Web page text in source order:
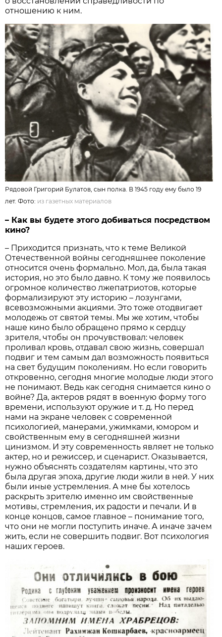
отношению к ним.
Рядовой Григорий Булатов, сын полка. В 1945 году ему было 19
лет. Фото: из газетных материалов
– Как вы будете этого добиваться посредством
кино?
– Приходится признать, что к теме Великой
Отечественной войны сегодняшнее поколение
относится очень формально. Мол, да, была такая
история, но это было давно. К тому же появилось
огромное количество лжепатриотов, которые
формализируют эту историю – лозунгами,
всевозможными акциями. Это тоже отодвигает
молодежь от святой темы. Мы же хотим, чтобы
наше кино было обращено прямо к сердцу
зрителя, чтобы он прочувствовал: человек
проливал кровь, отдавал свою жизнь, совершал
подвиг и тем самым дал возможность появиться
на свет будущим поколениям. Но если говорить
откровенно, сегодня многие молодые люди этого
не понимают. Ведь как сегодня снимается кино о
войне? Да, актеров рядят в военную форму того
времени, используют оружие и т. д. Но перед
нами на экране человек с современной
психологией, манерами, ужимками, юмором и
свойственным ему в сегодняшней жизни
цинизмом. И эту современность являет не только
актер, но и режиссер, и сценарист. Оказывается,
нужно объяснять создателям картины, что это
была другая эпоха, другие люди жили в ней. У них
были иные устремления. А мне бы хотелось
раскрыть зрителю именно им свойственные
мотивы, стремления, их радости и печали. И в
конце концов, самое главное – понимание того,
что они не могли поступить иначе. А иначе зачем
жить, если не совершить подвиг. Вот психология
наших героев.